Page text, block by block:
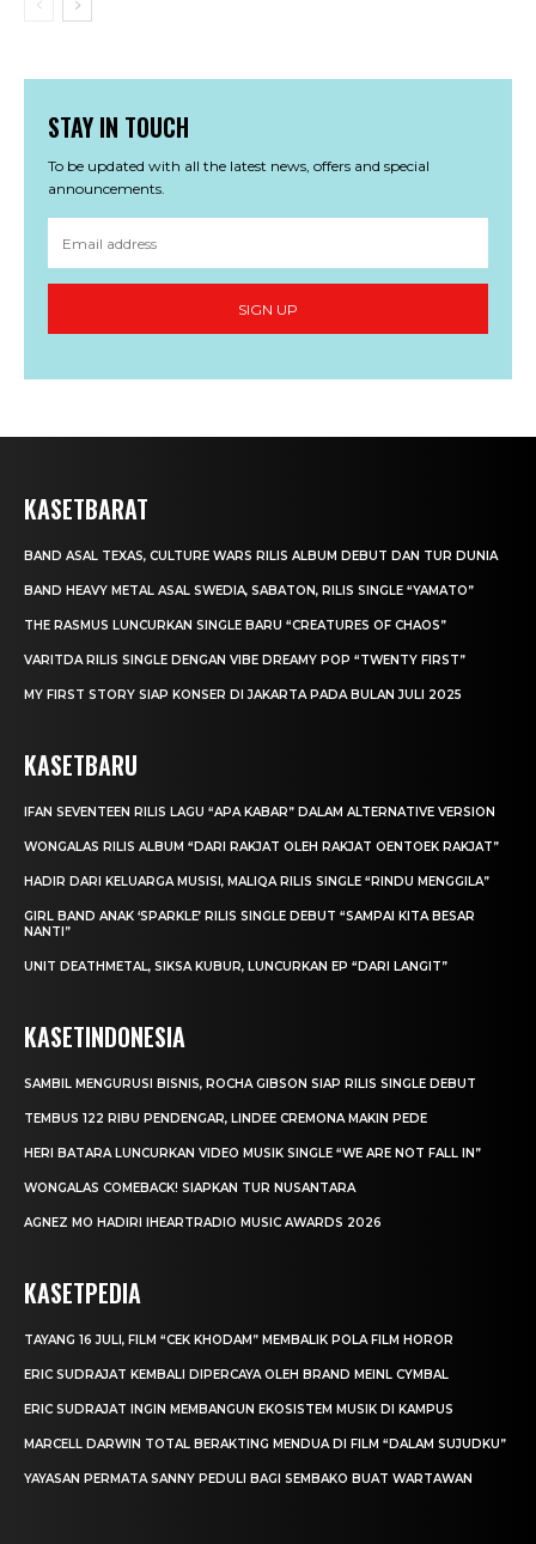
STAY IN TOUCH
To be updated with all the latest news, offers and special
announcements.
SIGN UP
KASETBARAT
BAND ASAL TEXAS, CULTURE WARS RILIS ALBUM DEBUT DAN TUR DUNIA
BAND HEAVY METAL ASAL SWEDIA, SABATON, RILIS SINGLE “YAMATO”
THE RASMUS LUNCURKAN SINGLE BARU “CREATURES OF CHAOS”
VARITDA RILIS SINGLE DENGAN VIBE DREAMY POP “TWENTY FIRST”
MY FIRST STORY SIAP KONSER DI JAKARTA PADA BULAN JULI 2025
KASETBARU
IFAN SEVENTEEN RILIS LAGU “APA KABAR” DALAM ALTERNATIVE VERSION
WONGALAS RILIS ALBUM “DARI RAKJAT OLEH RAKJAT OENTOEK RAKJAT”
HADIR DARI KELUARGA MUSISI, MALIQA RILIS SINGLE “RINDU MENGGILA”
GIRL BAND ANAK ‘SPARKLE’ RILIS SINGLE DEBUT “SAMPAI KITA BESAR
NANTI”
UNIT DEATHMETAL, SIKSA KUBUR, LUNCURKAN EP “DARI LANGIT”
KASETINDONESIA
SAMBIL MENGURUSI BISNIS, ROCHA GIBSON SIAP RILIS SINGLE DEBUT
TEMBUS 122 RIBU PENDENGAR, LINDEE CREMONA MAKIN PEDE
HERI BATARA LUNCURKAN VIDEO MUSIK SINGLE “WE ARE NOT FALL IN”
WONGALAS COMEBACK! SIAPKAN TUR NUSANTARA
AGNEZ MO HADIRI IHEARTRADIO MUSIC AWARDS 2026
KASETPEDIA
TAYANG 16 JULI, FILM “CEK KHODAM” MEMBALIK POLA FILM HOROR
ERIC SUDRAJAT KEMBALI DIPERCAYA OLEH BRAND MEINL CYMBAL
ERIC SUDRAJAT INGIN MEMBANGUN EKOSISTEM MUSIK DI KAMPUS
MARCELL DARWIN TOTAL BERAKTING MENDUA DI FILM “DALAM SUJUDKU”
YAYASAN PERMATA SANNY PEDULI BAGI SEMBAKO BUAT WARTAWAN